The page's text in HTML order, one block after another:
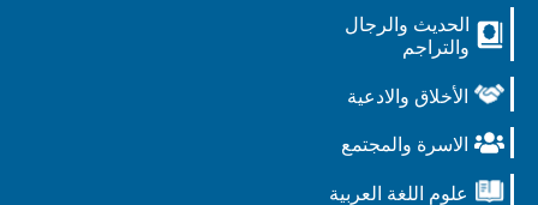
الحديث والرجال
والتراجم
الأخلاق والادعية
الاسرة والمجتمع
علوم اللغة العربية